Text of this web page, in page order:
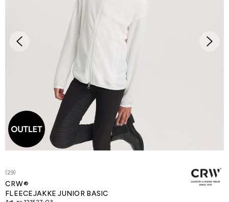
(29)
CRW®
FLEECEJAKKE JUNIOR BASIC